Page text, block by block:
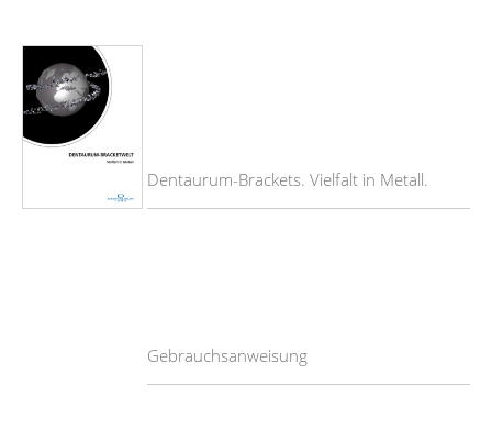
Dentaurum-Brackets. Vielfalt in Metall.
Gebrauchsanweisung